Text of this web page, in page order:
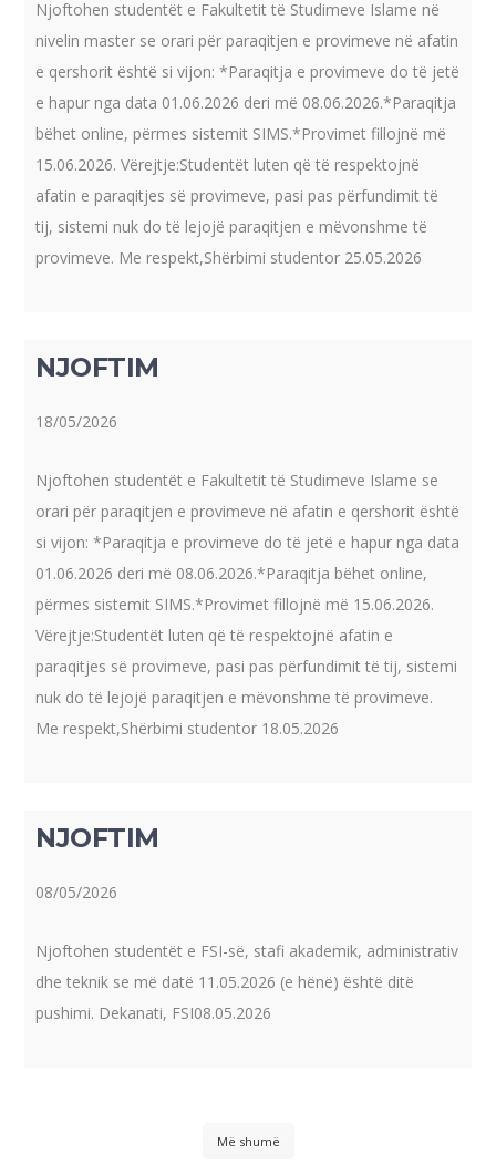
Njoftohen studentët e Fakultetit të Studimeve Islame në
nivelin master se orari për paraqitjen e provimeve në afatin
e qershorit është si vijon: *Paraqitja e provimeve do të jetë
e hapur nga data 01.06.2026 deri më 08.06.2026.*Paraqitja
bëhet online, përmes sistemit SIMS.*Provimet fillojnë më
15.06.2026. Vërejtje:Studentët luten që të respektojnë
afatin e paraqitjes së provimeve, pasi pas përfundimit të
tij, sistemi nuk do të lejojë paraqitjen e mëvonshme të
provimeve. Me respekt,Shërbimi studentor 25.05.2026
NJOFTIM
18/05/2026
Njoftohen studentët e Fakultetit të Studimeve Islame se
orari për paraqitjen e provimeve në afatin e qershorit është
si vijon: *Paraqitja e provimeve do të jetë e hapur nga data
01.06.2026 deri më 08.06.2026.*Paraqitja bëhet online,
përmes sistemit SIMS.*Provimet fillojnë më 15.06.2026.
Vërejtje:Studentët luten që të respektojnë afatin e
paraqitjes së provimeve, pasi pas përfundimit të tij, sistemi
nuk do të lejojë paraqitjen e mëvonshme të provimeve.
Me respekt,Shërbimi studentor 18.05.2026
NJOFTIM
08/05/2026
Njoftohen studentët e FSI-së, stafi akademik, administrativ
dhe teknik se më datë 11.05.2026 (e hënë) është ditë
pushimi. Dekanati, FSI08.05.2026
Më shumë